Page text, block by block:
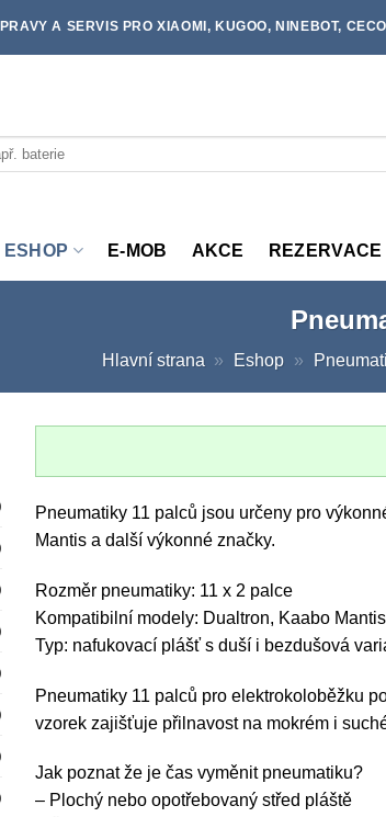
A SERVIS PRO XIAOMI, KUGOO, NINEBOT,
ESHOP E-MOB AKCE
Hlavní strana » Eshop »
Pneumatiky 11 palců jsou určeny pro
Mantis a další výkonné značky.
Rozměr pneumatiky: 11 x 2 palce
Kompatibilní modely: Dualtron, Kaabo
Typ: nafukovací plášť s duší i bezdušová
Pneumatiky 11 palců pro elektrokoloběžku
vzorek zajišťuje přilnavost na mokrém i
Jak poznat že je čas vyměnit pneumatiku?
– Plochý nebo opotřebovaný střed pláště